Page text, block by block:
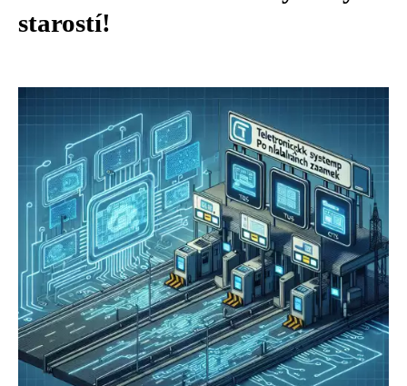
starostí!